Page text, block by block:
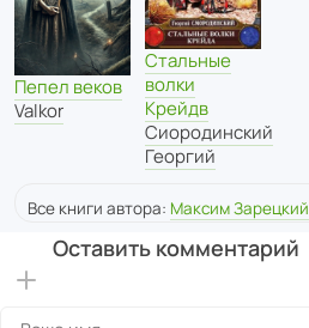
Пепел веков
Valkor
Стальные
волки
Крейдв
Сиородинский
Георгий
Все книги автора: Максим Зарецкий
Оставить комментарий